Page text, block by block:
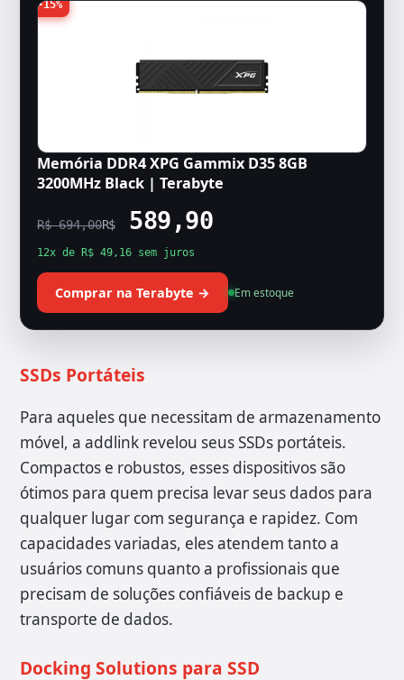
-15%
Memória DDR4 XPG Gammix D35 8GB
3200MHz Black | Terabyte
R$ 694,00R$589,90
12x de R$ 49,16 sem juros
Comprar na Terabyte → Em estoque
SSDs Portáteis
Para aqueles que necessitam de armazenamento
móvel, a addlink revelou seus SSDs portáteis.
Compactos e robustos, esses dispositivos são
ótimos para quem precisa levar seus dados para
qualquer lugar com segurança e rapidez. Com
capacidades variadas, eles atendem tanto a
usuários comuns quanto a profissionais que
precisam de soluções confiáveis de backup e
transporte de dados.
Docking Solutions para SSD